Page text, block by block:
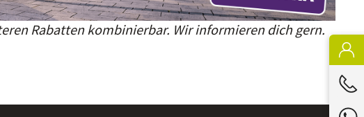
Rabatten kombinierbar. Wir informieren dich gern.